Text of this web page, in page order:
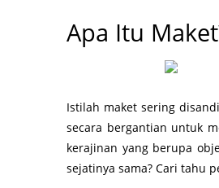
Apa Itu
Istilah maket sering
secara bergantian untuk
kerajinan yang berupa
sejatinya sama? Cari tahu